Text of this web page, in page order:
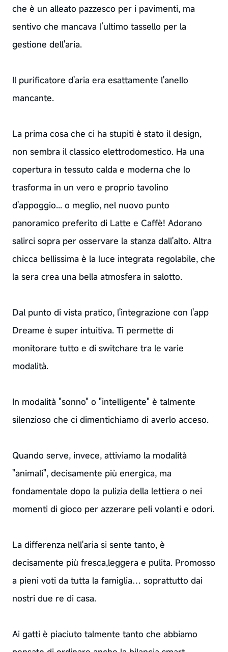
che è un alleato pazzesco per i pavimenti, ma
sentivo che mancava l’ultimo tassello per la
gestione dell'aria.
Il purificatore d'aria era esattamente l'anello
mancante.
La prima cosa che ci ha stupiti è stato il design,
non sembra il classico elettrodomestico. Ha una
copertura in tessuto calda e moderna che lo
trasforma in un vero e proprio tavolino
d'appoggio... o meglio, nel nuovo punto
panoramico preferito di Latte e Caffè! Adorano
salirci sopra per osservare la stanza dall'alto. Altra
chicca bellissima è la luce integrata regolabile, che
la sera crea una bella atmosfera in salotto.
Dal punto di vista pratico, l'integrazione con l'app
Dreame è super intuitiva. Ti permette di
monitorare tutto e di switchare tra le varie
modalità.
In modalità "sonno" o "intelligente" è talmente
silenzioso che ci dimentichiamo di averlo acceso.
Quando serve, invece, attiviamo la modalità
"animali", decisamente più energica, ma
fondamentale dopo la pulizia della lettiera o nei
momenti di gioco per azzerare peli volanti e odori.
La differenza nell'aria si sente tanto, è
decisamente più fresca,leggera e pulita. Promosso
a pieni voti da tutta la famiglia… soprattutto dai
nostri due re di casa.
Ai gatti è piaciuto talmente tanto che abbiamo